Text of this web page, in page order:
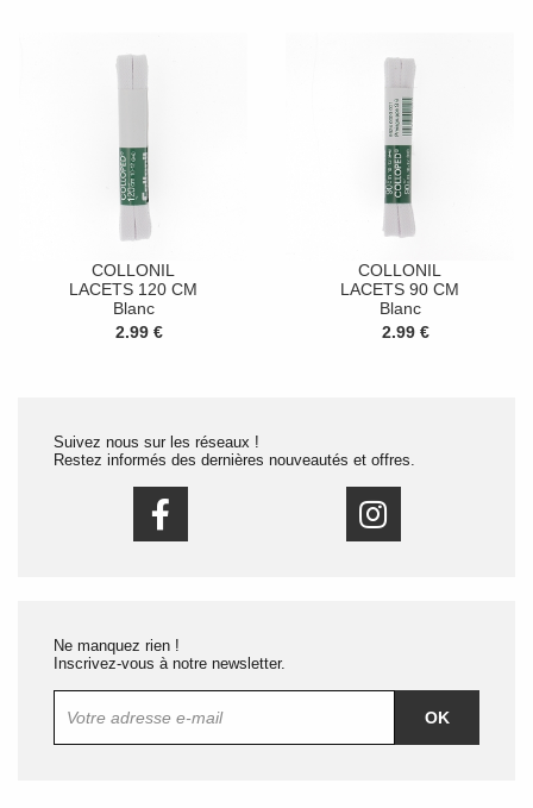
COLLONIL
LACETS 120 CM
Blanc
2.99 €
COLLONIL
LACETS 90 CM
Blanc
2.99 €
Suivez nous sur les réseaux !
Restez informés des dernières nouveautés et offres.
Ne manquez rien !
Inscrivez-vous à notre newsletter.
OK